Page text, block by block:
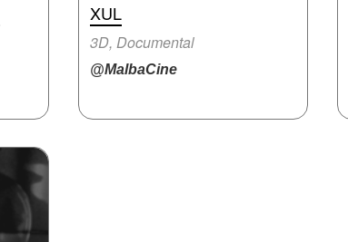
XUL
3D, Documental
@MalbaCine